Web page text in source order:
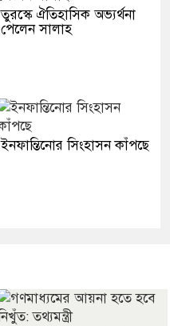
তুরস্কে ঐতিহাসিক অভ্যর্থনা
পেলেন সালাহ
ইনফান্তিনোর সিংহাসন কাঁপছে